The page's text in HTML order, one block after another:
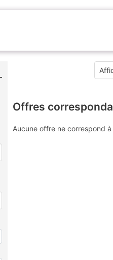
Offres
Aucune offre ne correspond